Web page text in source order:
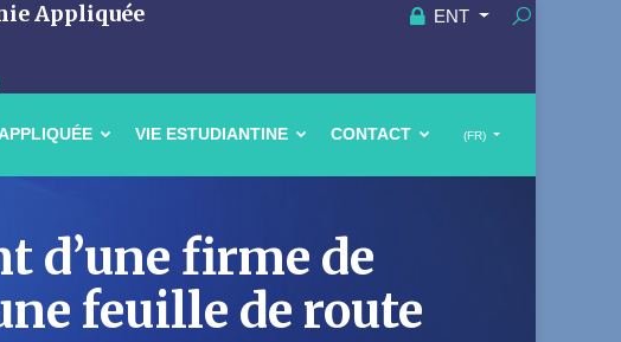
Appliquée ENT
(FR)
VIE ESTUDIANTINE CONTACT
d’une firme de
feuille de route